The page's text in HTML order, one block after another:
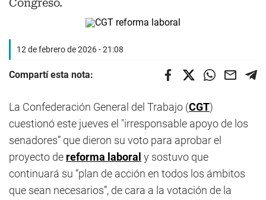
Congreso.
12 de febrero de 2026 - 21:08
Compartí esta nota:
La Confederación General del Trabajo (CGT)
cuestionó este jueves el "irresponsable apoyo de los
senadores” que dieron su voto para aprobar el
proyecto de reforma laboral y sostuvo que
continuará su “plan de acción en todos los ámbitos
que sean necesarios”, de cara a la votación de la